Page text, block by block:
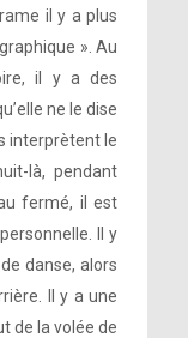
il y a plus
». Au
il y a des
ne le dise
interprètent le
là, pendant
fermé, il est
Il y
danse, alors
Il y a une
de la volée de